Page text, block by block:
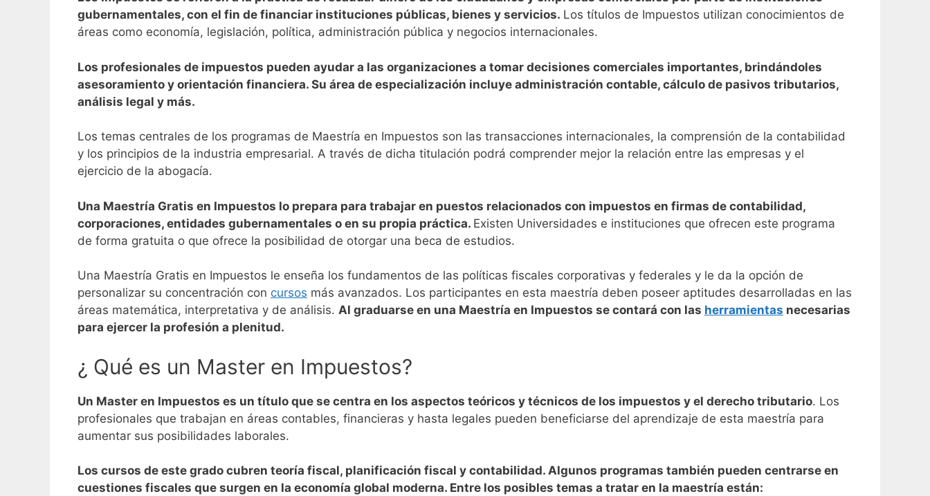
gubernamentales, con el fin de financiar instituciones públicas, bienes y servicios. Los títulos de Impuestos utilizan conocimientos de
áreas como economía, legislación, política, administración pública y negocios internacionales.
Los profesionales de impuestos pueden ayudar a las organizaciones a tomar decisiones comerciales importantes, brindándoles
asesoramiento y orientación financiera. Su área de especialización incluye administración contable, cálculo de pasivos tributarios,
análisis legal y más.
Los temas centrales de los programas de Maestría en Impuestos son las transacciones internacionales, la comprensión de la contabilidad
y los principios de la industria empresarial. A través de dicha titulación podrá comprender mejor la relación entre las empresas y el
ejercicio de la abogacía.
Una Maestría Gratis en Impuestos lo prepara para trabajar en puestos relacionados con impuestos en firmas de contabilidad,
corporaciones, entidades gubernamentales o en su propia práctica. Existen Universidades e instituciones que ofrecen este programa
de forma gratuita o que ofrece la posibilidad de otorgar una beca de estudios.
Una Maestría Gratis en Impuestos le enseña los fundamentos de las políticas fiscales corporativas y federales y le da la opción de
personalizar su concentración con cursos más avanzados. Los participantes en esta maestría deben poseer aptitudes desarrolladas en las
áreas matemática, interpretativa y de análisis. Al graduarse en una Maestría en Impuestos se contará con las herramientas necesarias
para ejercer la profesión a plenitud.
¿ Qué es un Master en Impuestos?
Un Master en Impuestos es un título que se centra en los aspectos teóricos y técnicos de los impuestos y el derecho tributario. Los
profesionales que trabajan en áreas contables, financieras y hasta legales pueden beneficiarse del aprendizaje de esta maestría para
aumentar sus posibilidades laborales.
Los cursos de este grado cubren teoría fiscal, planificación fiscal y contabilidad. Algunos programas también pueden centrarse en
cuestiones fiscales que surgen en la economía global moderna. Entre los posibles temas a tratar en la maestría están: